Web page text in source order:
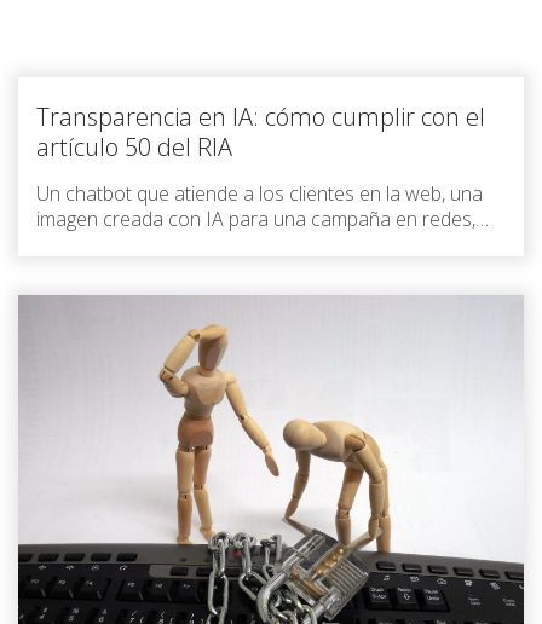
Transparencia en IA: cómo cumplir con el
artículo 50 del RIA
Un chatbot que atiende a los clientes en la web, una
imagen creada con IA para una campaña en redes,…